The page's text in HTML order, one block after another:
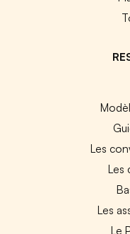
Les
Les
Les
Le